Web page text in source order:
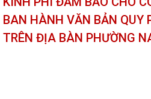
BAN HÀNH VĂN BẢN QUY
TRÊN ĐỊA BÀN PHƯỜNG